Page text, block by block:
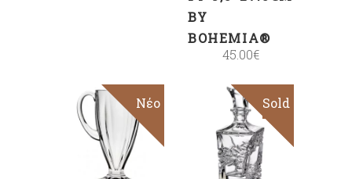
BY
BOHEMIA®
45.00€
Νέο
ΠΡΟΣΘΉΚΗ
ΣΤΟ
ΚΑΛΆΘΙ
Sale
Sold
Διαβάστε